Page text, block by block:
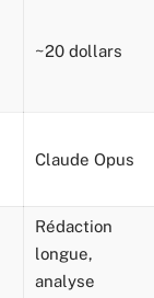
~20 dollars
Claude Opus
Rédaction
longue,
analyse